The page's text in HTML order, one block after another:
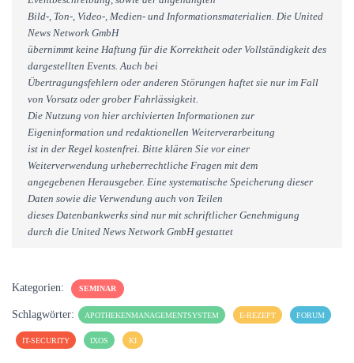
Bild-, Ton-, Video-, Medien- und Informationsmaterialien. Die United
News Network GmbH
übernimmt keine Haftung für die Korrektheit oder Vollständigkeit des
dargestellten Events. Auch bei
Übertragungsfehlern oder anderen Störungen haftet sie nur im Fall
von Vorsatz oder grober Fahrlässigkeit.
Die Nutzung von hier archivierten Informationen zur
Eigeninformation und redaktionellen Weiterverarbeitung
ist in der Regel kostenfrei. Bitte klären Sie vor einer
Weiterverwendung urheberrechtliche Fragen mit dem
angegebenen Herausgeber. Eine systematische Speicherung dieser
Daten sowie die Verwendung auch von Teilen
dieses Datenbankwerks sind nur mit schriftlicher Genehmigung
durch die United News Network GmbH gestattet
Kategorien: SEMINAR
Schlagwörter: APOTHEKENMANAGEMENTSYSTEM E-REZEPT FORUM
IT-SECURITY IXOS KI